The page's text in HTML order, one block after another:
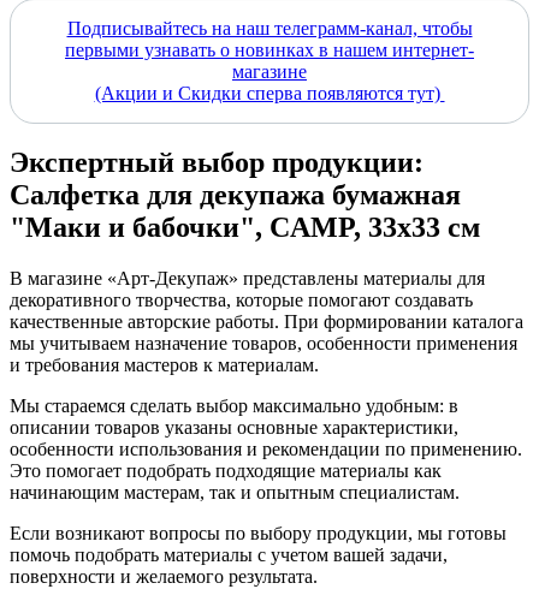
Подписывайтесь на наш телеграмм-канал, чтобы
первыми узнавать о новинках в нашем интернет-
магазине
(Акции и Скидки сперва появляются тут)
Экспертный выбор продукции:
Салфетка для декупажа бумажная
"Маки и бабочки", CAMP, 33х33 см
В магазине «Арт-Декупаж» представлены материалы для
декоративного творчества, которые помогают создавать
качественные авторские работы. При формировании каталога
мы учитываем назначение товаров, особенности применения
и требования мастеров к материалам.
Мы стараемся сделать выбор максимально удобным: в
описании товаров указаны основные характеристики,
особенности использования и рекомендации по применению.
Это помогает подобрать подходящие материалы как
начинающим мастерам, так и опытным специалистам.
Если возникают вопросы по выбору продукции, мы готовы
помочь подобрать материалы с учетом вашей задачи,
поверхности и желаемого результата.